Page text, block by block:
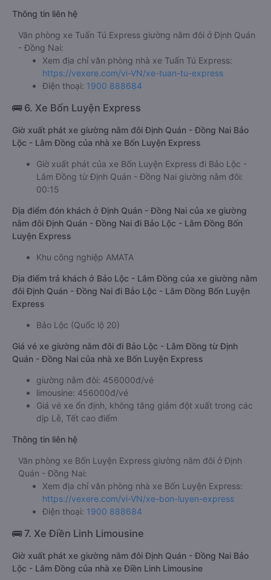
Thông tin liên hệ
Văn phòng xe Tuấn Tú Express giường nằm đôi ở Định Quán
- Đồng Nai:
Xem địa chỉ văn phòng nhà xe Tuấn Tú Express:
https://vexere.com/vi-VN/xe-tuan-tu-express
Điện thoại: 1900 888684
🚌 6. Xe Bốn Luyện Express
Giờ xuất phát xe giường nằm đôi Định Quán - Đồng Nai Bảo
Lộc - Lâm Đồng của nhà xe Bốn Luyện Express
Giờ xuất phát của xe Bốn Luyện Express đi Bảo Lộc -
Lâm Đồng từ Định Quán - Đồng Nai giường nằm đôi:
00:15
Địa điểm đón khách ở Định Quán - Đồng Nai của xe giường
nằm đôi Định Quán - Đồng Nai đi Bảo Lộc - Lâm Đồng Bốn
Luyện Express
Khu công nghiệp AMATA
Địa điểm trả khách ở Bảo Lộc - Lâm Đồng của xe giường nằm
đôi Định Quán - Đồng Nai đi Bảo Lộc - Lâm Đồng Bốn Luyện
Express
Bảo Lộc (Quốc lộ 20)
Giá vé xe giường nằm đôi đi Bảo Lộc - Lâm Đồng từ Định
Quán - Đồng Nai của nhà xe Bốn Luyện Express
giường nằm đôi: 456000đ/vé
limousine: 456000đ/vé
Giá vé xe ổn định, không tăng giảm đột xuất trong các
dịp Lễ, Tết cao điểm
Thông tin liên hệ
Văn phòng xe Bốn Luyện Express giường nằm đôi ở Định
Quán - Đồng Nai:
Xem địa chỉ văn phòng nhà xe Bốn Luyện Express:
https://vexere.com/vi-VN/xe-bon-luyen-express
Điện thoại: 1900 888684
🚌 7. Xe Điền Linh Limousine
Giờ xuất phát xe giường nằm đôi Định Quán - Đồng Nai Bảo
Lộc - Lâm Đồng của nhà xe Điền Linh Limousine